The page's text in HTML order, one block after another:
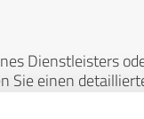
Dienstleisters
Sie einen